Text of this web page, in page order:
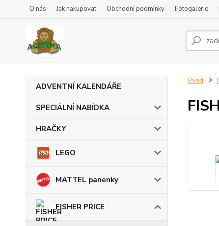
O nás Jak nakupovat Obchodní podmínky Fotogalerie
ADVENTNÍ KALENDÁŘE
SPECIÁLNÍ NABÍDKA
HRAČKY
LEGO
MATTEL panenky
FISHER PRICE
Úvod